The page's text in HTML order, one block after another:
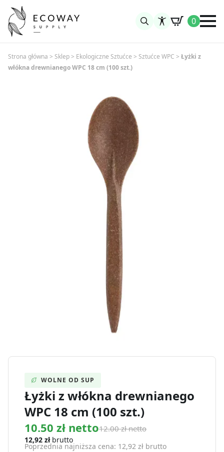
0
Strona główna > Sklep> Ekologiczne Sztućce > Sztućce WPC > Łyżki z
włókna drewnianego WPC 18 cm (100 szt.)
WOLNE OD SUP
Łyżki z włókna drewnianego
WPC 18 cm (100 szt.)
10.50 zł netto12.00 zł netto
12,92 złbrutto
Poprzednia najniższa cena: 12,92 zł brutto